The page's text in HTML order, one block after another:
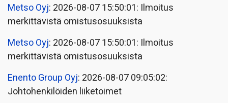
Metso Oyj: 2026-08-07 15:50:01: Ilmoitus
merkittävistä omistusosuuksista
Metso Oyj: 2026-08-07 15:50:01: Ilmoitus
merkittävistä omistusosuuksista
Enento Group Oyj: 2026-08-07 09:05:02:
Johtohenkilöiden liiketoimet